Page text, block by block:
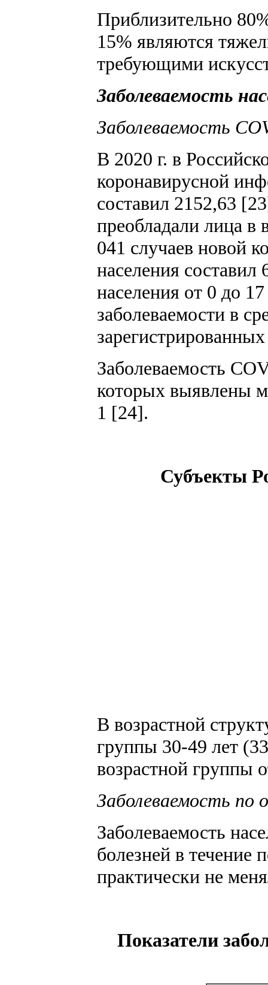
Приблизительно
15% являются
требующими
Заболеваемость
Заболеваемость
В 2020 г. в
коронавирусной
составил 2152,63
преобладали лица в
041 случаев новой
населения
населения от 0 до
заболеваемости в
Заболеваемость
которых выявлены
1 [24].
Субъекты
В возрастной
группы 30-49 лет
возрастной группы
Заболеваемость по
Заболеваемость
болезней в течение
практически не
Показатели